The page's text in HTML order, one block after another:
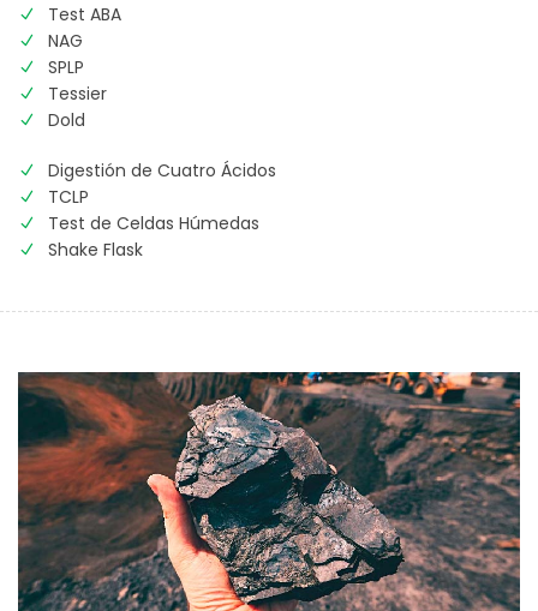
Test ABA
NAG
SPLP
Tessier
Dold
Digestión de Cuatro Ácidos
TCLP
Test de Celdas Húmedas
Shake Flask